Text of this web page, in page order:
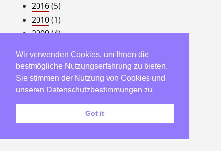
2016(5)
2010(1)
2009(4)
2007 (22)
2006(23)
2005(182)
2004(58)
Wir verwenden Cookies, um Ihnen die
bestmögliche Nutzungserfahrung zu bieten.
Sie stimmen der Nutzung von Cookies und
unseren Datenschutzbestimmungen zu
Got it